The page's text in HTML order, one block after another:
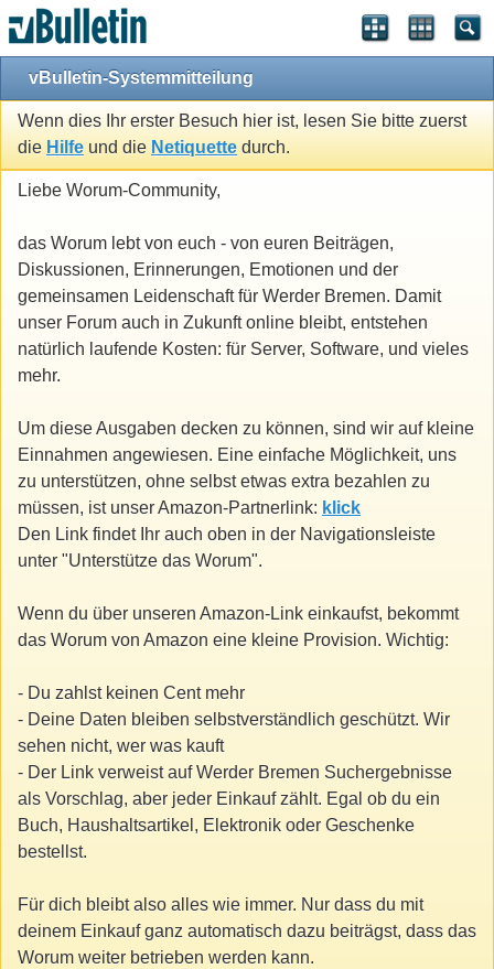
vBulletin-Systemmitteilung
Wenn dies Ihr erster Besuch hier ist, lesen Sie bitte zuerst
die Hilfe und die Netiquette durch.
Liebe Worum-Community,
das Worum lebt von euch - von euren Beiträgen,
Diskussionen, Erinnerungen, Emotionen und der
gemeinsamen Leidenschaft für Werder Bremen. Damit
unser Forum auch in Zukunft online bleibt, entstehen
natürlich laufende Kosten: für Server, Software, und vieles
mehr.
Um diese Ausgaben decken zu können, sind wir auf kleine
Einnahmen angewiesen. Eine einfache Möglichkeit, uns
zu unterstützen, ohne selbst etwas extra bezahlen zu
müssen, ist unser Amazon-Partnerlink: klick
Den Link findet Ihr auch oben in der Navigationsleiste
unter "Unterstütze das Worum".
Wenn du über unseren Amazon-Link einkaufst, bekommt
das Worum von Amazon eine kleine Provision. Wichtig:
- Du zahlst keinen Cent mehr
- Deine Daten bleiben selbstverständlich geschützt. Wir
sehen nicht, wer was kauft
- Der Link verweist auf Werder Bremen Suchergebnisse
als Vorschlag, aber jeder Einkauf zählt. Egal ob du ein
Buch, Haushaltsartikel, Elektronik oder Geschenke
bestellst.
Für dich bleibt also alles wie immer. Nur dass du mit
deinem Einkauf ganz automatisch dazu beiträgst, dass das
Worum weiter betrieben werden kann.